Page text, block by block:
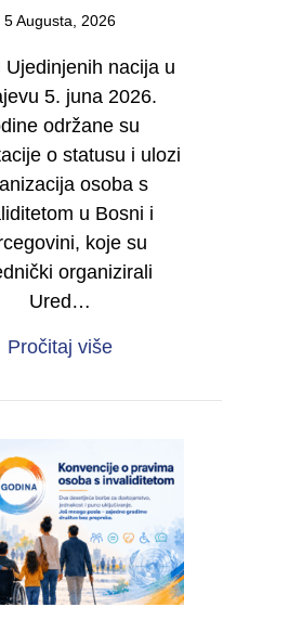
5 Augusta, 2026
Ujedinjenih nacija u
5. juna 2026.
održane su
o statusu i ulozi
osoba s
u Bosni i
koje su
organizirali
Ured…
Pročitaj višeabout IZVJEŠTAJ O